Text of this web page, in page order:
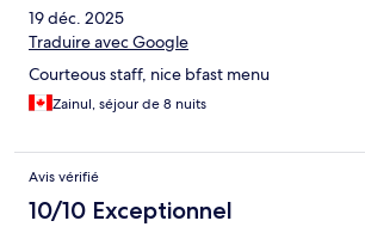
19 déc. 2025
Traduire avec Google
Courteous staff, nice bfast menu
Zainul, séjour de 8 nuits
Avis vérifié
10/10 Exceptionnel